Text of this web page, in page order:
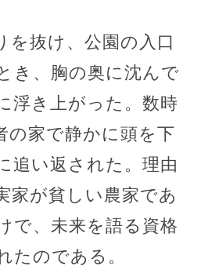
を抜け、公園の入口
き、胸の奥に沈んで
浮き上がった。数時
の家で静かに頭を下
追い返された。理由
家が貧しい農家であ
で、未来を語る資格
たのである。